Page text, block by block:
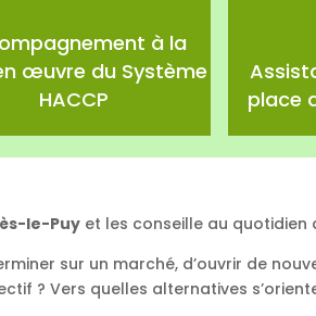
à la
œuvre du Système
HACCP
place
le-Puy et les conseille au
sur un marché, d’ouvrir de
? Vers quelles alternatives